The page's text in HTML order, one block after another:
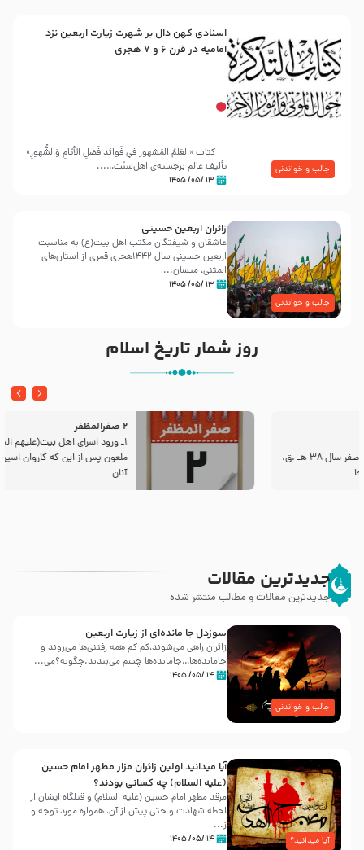
جالب و خواندنی
اسنادی کهن دال بر شهرت زیارت اربعین نزد
امامیه در قرن ۶ و ۷ هجری
کتاب «العَلَمُ المَشهور في فَوائِدِ فَضلِ الأيّامِ وَالشُّهورِ»
تألیف عالم برجسته‌ی اهل‌سنّت…...
۱۳ /۰۵/ ۱۴۰۵
جالب و خواندنی
زائران اربعین حسینی
عاشقان و شیفتگان مکتب اهل بیت(ع) به مناسبت
اربعین حسینی سال ۱۴۴۲هجری قمری از استان‌های
المثنی، میسان...
۱۳ /۰۵/ ۱۴۰۵
روز شمار تاریخ اسلام
2 صفرالمظفر
1ـ ورود اسراى اهل بیت‌(علیهم السلام) به مجلس یزید
ملعون پس از این كه كاروان اسیران وارد شام شدند،
جدیدترین مقالات
جدیدترین مقالات و مطالب منتشر شده
جالب و خواندنی
سوزدل جا مانده‌ای از زیارت اربعین
زائران راهی می‌شوند،کم‌ کم همه رفتنی‌ها می‌روند و
جامانده‌ها…جامانده‌ها چشم می‌بندند.چگونه؟می‌...
۱۴ /۰۵/ ۱۴۰۵
آیا میدانید؟
آیا میدانید اولین زائران مزار مطهر امام حسین
(علیه السلام) چه کسانی بودند؟
مرقد مطهر امام حسین (علیه السلام) و قتلگاه ایشان از
لحظه شهادت و حتی پیش از آن، همواره مورد توجه و
ز...
۱۴ /۰۵/ ۱۴۰۵